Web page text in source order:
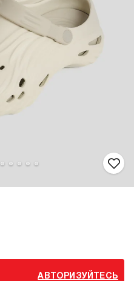
АВТОРИЗУЙТЕСЬ